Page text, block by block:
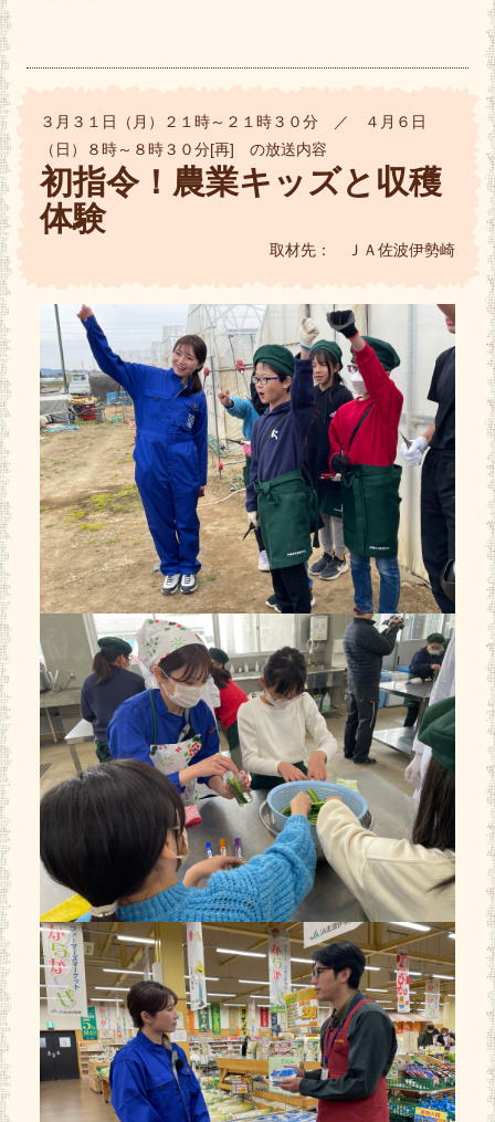
３月３１日（月）２１時～２１時３０分 ／ ４月６日
（日）８時～８時３０分[再] の放送内容
初指令！農業キッズと収穫
体験
取材先： ＪＡ佐波伊勢崎